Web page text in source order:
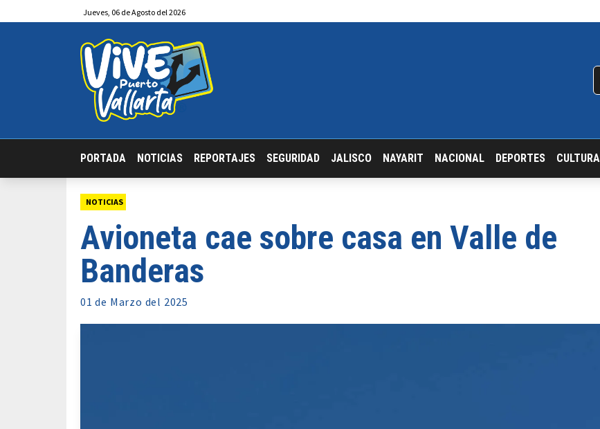
Jueves, 06 deAgosto del 2026
PORTADA NOTICIAS REPORTAJES SEGURIDAD JALISCO NAYARIT NACIONAL DEPORTES CULTURA
NOTICIAS
Avioneta cae sobre casa en Valle de
Banderas
01 de Marzo del 2025